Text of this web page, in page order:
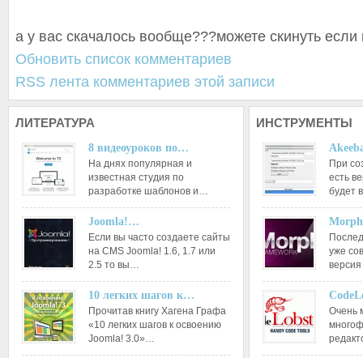
а у вас скачалось вообще???можете скинуть если
Обновить список комментариев
RSS лента комментариев этой записи
ЛИТЕРАТУРА
8 видеоуроков по…
На днях популярная и
известная студия по
разработке шаблонов и…
Joomla!…
Если вы часто создаете сайты
на CMS Joomla! 1.6, 1.7 или
2.5 то вы…
10 легких шагов к…
Прочитав книгу Хагена Графа
«10 легких шагов к освоению
Joomla! 3.0»…
ИНСТРУМЕНТЫ
При
есть
будет
уже
Очень